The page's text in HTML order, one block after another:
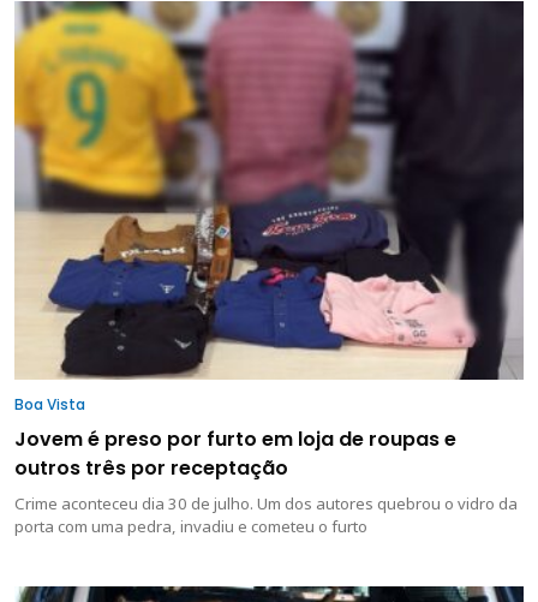
Boa Vista
Jovem é preso por furto em loja de roupas e
outros três por receptação
Crime aconteceu dia 30 de julho. Um dos autores quebrou o vidro da
porta com uma pedra, invadiu e cometeu o furto